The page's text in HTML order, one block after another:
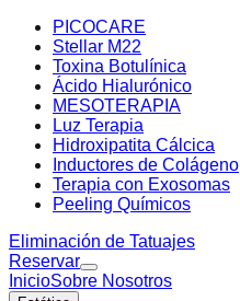
PICOCARE
Stellar M22
Toxina Botulínica
Ácido Hialurónico
MESOTERAPIA
Luz Terapia
Hidroxipatita Cálcica
Inductores de Colágeno
Terapia con Exosomas
Peeling Químicos
Eliminación de Tatuajes
Reservar
InicioSobre Nosotros